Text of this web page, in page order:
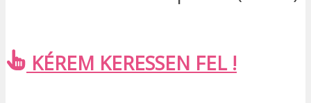
KÉREM KERESSEN FEL !